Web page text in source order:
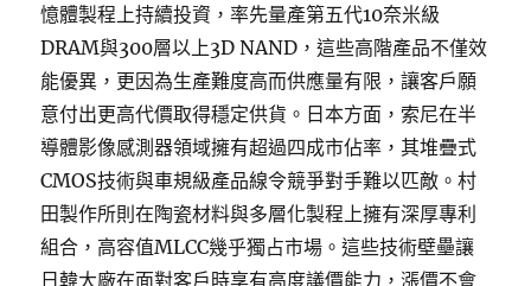
憶體製程上持續投資，率先量產第五代10奈米級
DRAM與300層以上3D NAND，這些高階產品不僅效
能優異，更因為生產難度高而供應量有限，讓客戶願
意付出更高代價取得穩定供貨。日本方面，索尼在半
導體影像感測器領域擁有超過四成市佔率，其堆疊式
CMOS技術與車規級產品線令競爭對手難以匹敵。村
田製作所則在陶瓷材料與多層化製程上擁有深厚專利
組合，高容值MLCC幾乎獨占市場。這些技術壁壘讓
日韓大廠在面對客戶時享有高度議價能力，漲價不會